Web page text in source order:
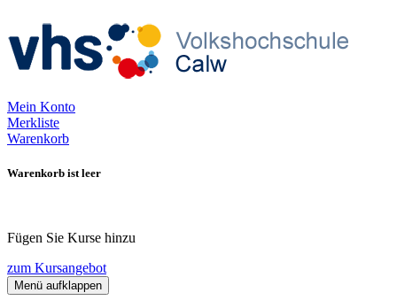
Mein Konto
Merkliste
Warenkorb
Warenkorb ist leer
Fügen Sie Kurse hinzu
zum Kursangebot
Menü aufklappen